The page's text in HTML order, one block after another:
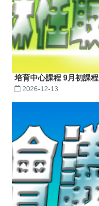
培育中心課程 9月初課程
2026-12-13